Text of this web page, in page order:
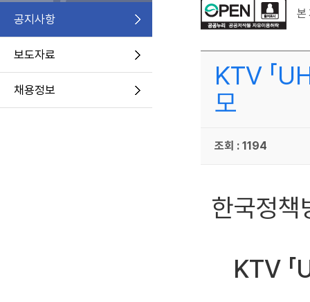
공지사항
보도자료
채용정보
본
KTV 「
모
조회 : 1194
한국정
KTV